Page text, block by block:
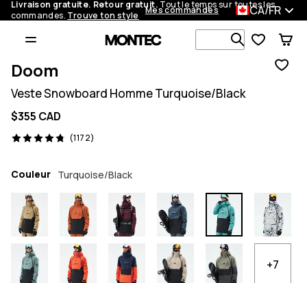
Livraison gratuite. Retour gratuit. Tout le temps sur toutes les
commandes. Trouve ton style Mes commandes CA/FR
Recherche
Doom
Veste Snowboard Homme Turquoise/Black
$355 CAD
(1172)
1172 avis, 4.8/5
Couleur Turquoise/Black
+7